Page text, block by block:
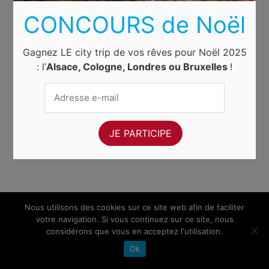
Nous utilisons des cookies sur ce site web afin de faciliter
votre navigation. Si vous continuez sur ce site, nous
considérons que vous en acceptez l'utilisation.
Ok
CONCOURS de Noël
Gagnez LE city trip de vos rêves pour Noël 2025
: l’Alsace, Cologne, Londres ou Bruxelles !